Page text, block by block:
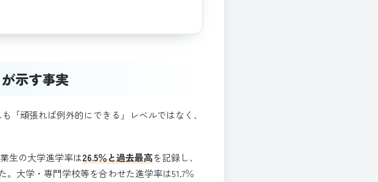
示す事実
も「頑張れば例外的にできる」レベルではなく、
生の大学進学率は26.5％と過去最高を記録し、
大学・専門学校等を合わせた進学率は51.7％